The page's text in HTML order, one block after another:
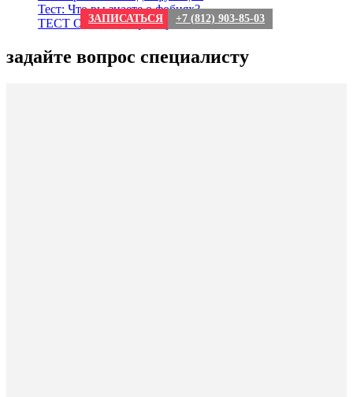
ЗАПИСАТЬСЯ +7 (812) 903-85-03
Тест: Что вы знаете о фобиях?
ТЕСТ О сексе: мифы и реальность
задайте вопрос специалисту